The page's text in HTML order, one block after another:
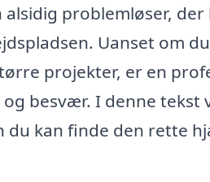
alsidig problemløser,
Uanset om
projekter, er en
besvær. I denne tekst
du kan finde den rette